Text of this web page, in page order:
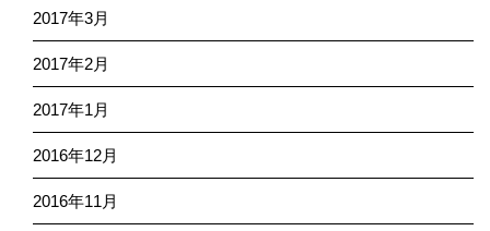
2017年3月
2017年2月
2017年1月
2016年12月
2016年11月